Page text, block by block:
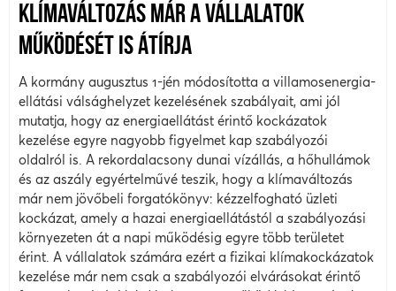
KLÍMAVÁLTOZÁS MÁR A VÁLLALATOK
MŰKÖDÉSÉT IS ÁTÍRJA
A kormány augusztus 1-jén módosította a villamosenergia-
ellátási válsághelyzet kezelésének szabályait, ami jól
mutatja, hogy az energiaellátást érintő kockázatok
kezelése egyre nagyobb figyelmet kap szabályozói
oldalról is. A rekordalacsony dunai vízállás, a hőhullámok
és az aszály egyértelművé teszik, hogy a klímaváltozás
már nem jövőbeli forgatókönyv: kézzelfogható üzleti
kockázat, amely a hazai energiaellátástól a szabályozási
környezeten át a napi működésig egyre több területet
érint. A vállalatok számára ezért a fizikai klímakockázatok
kezelése már nem csak a szabályozói elvárásokat érintő